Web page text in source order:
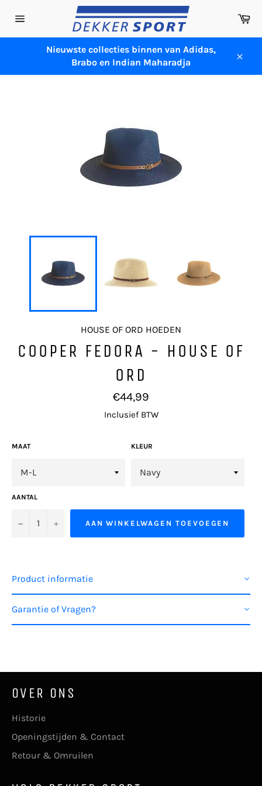
naar
Sitenavigatie
Nieuwste collecties binnen van Adidas,
Brabo en Indian Maharadja
HOUSE OF ORD HOEDEN
COOPER FEDORA - HOUSE OF
ORD
Normale
prijs
€44,99
Inclusief BTW
MAAT KLEUR
AANTAL
− + AAN WINKELWAGEN TOEVOEGEN
Product informatie
Garantie of Vragen?
OVER ONS
Historie
Openingstijden & Contact
Retour & Omruilen